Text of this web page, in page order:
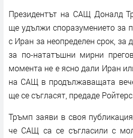
Президентът на САЩ Доналд
ще удължи споразумението за
с Иран за неопределен срок, за
за по-нататъшни мирни
момента не е ясно дали Иран
на САЩ в продължаващата
ще се съгласят, предаде
Тръмп заяви в своя
че САЩ са се съгласили с